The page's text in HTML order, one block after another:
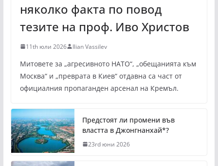
няколко факта по повод
тезите на проф. Иво Христов
11th юли 2026 Ilian Vassilev
Митовете за „агресивното НАТО“, „обещанията към
Москва“ и „преврата в Киев“ отдавна са част от
официалния пропаганден арсенал на Кремъл.
Предстоят ли промени във
властта в Джонгнанхай*?
23rd юни 2026